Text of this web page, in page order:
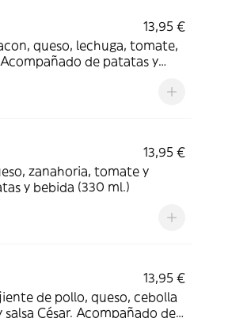
13,95 €
queso, lechuga, tomate,
de patatas y
13,95 €
zanahoria, tomate y
y bebida (330 ml.)
13,95 €
de pollo, queso, cebolla
César. Acompañado de